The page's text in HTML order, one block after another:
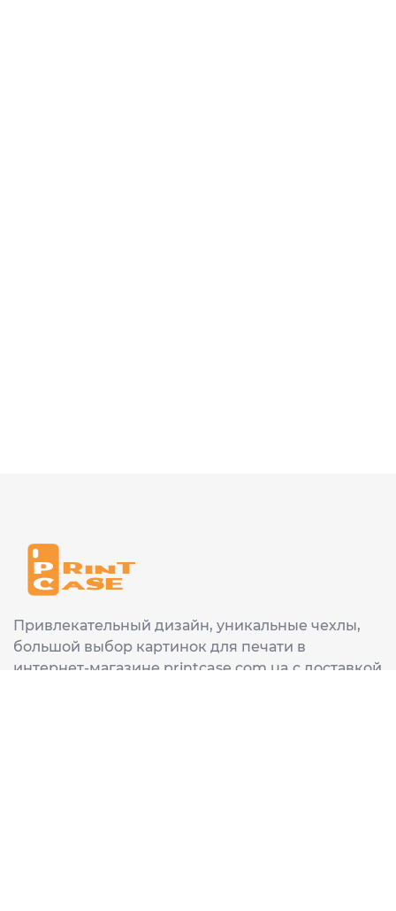
Привлекательный дизайн, уникальные чехлы,
большой выбор картинок для печати в
интернет-магазине printcase.com.ua с доставкой